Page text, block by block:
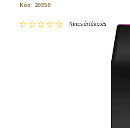
Kód: 20359
Nincs értékelés